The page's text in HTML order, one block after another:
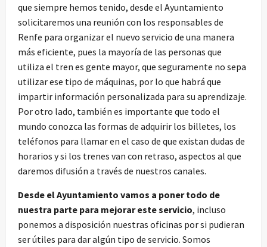
que siempre hemos tenido, desde el Ayuntamiento
solicitaremos una reunión con los responsables de
Renfe para organizar el nuevo servicio de una manera
más eficiente, pues la mayoría de las personas que
utiliza el tren es gente mayor, que seguramente no sepa
utilizar ese tipo de máquinas, por lo que habrá que
impartir información personalizada para su aprendizaje.
Por otro lado, también es importante que todo el
mundo conozca las formas de adquirir los billetes, los
teléfonos para llamar en el caso de que existan dudas de
horarios y si los trenes van con retraso, aspectos al que
daremos difusión a través de nuestros canales.
Desde el Ayuntamiento vamos a poner todo de
nuestra parte para mejorar este servicio, incluso
ponemos a disposición nuestras oficinas por si pudieran
ser útiles para dar algún tipo de servicio. Somos